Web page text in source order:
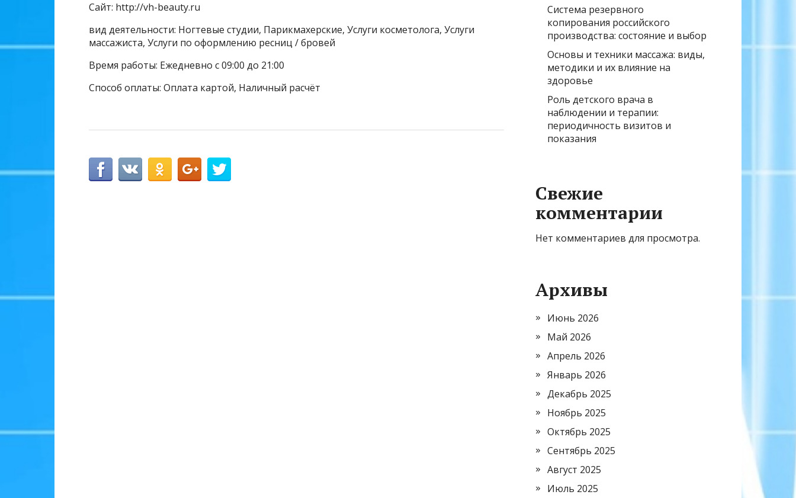
Сайт: http://vh-beauty.ru
вид деятельности: Ногтевые студии, Парикмахерские, Услуги косметолога, Услуги
массажиста, Услуги по оформлению ресниц / бровей
Время работы: Ежедневно с 09:00 до 21:00
Способ оплаты: Оплата картой, Наличный расчёт
Система резервного
копирования российского
производства: состояние и выбор
Основы и техники массажа: виды,
методики и их влияние на
здоровье
Роль детского врача в
наблюдении и терапии:
периодичность визитов и
показания
Свежие
комментарии
Нет комментариев для просмотра.
Архивы
Июнь 2026
Май 2026
Апрель 2026
Январь 2026
Декабрь 2025
Ноябрь 2025
Октябрь 2025
Сентябрь 2025
Август 2025
Июль 2025